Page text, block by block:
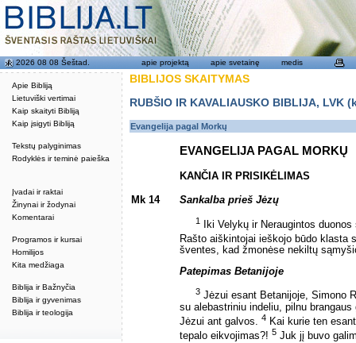
Apie Bibliją
Lietuviški vertimai
Kaip skaityti Bibliją
Kaip įsigyti Bibliją
Tekstų palyginimas
Rodyklės ir teminė paieška
Įvadai ir raktai
Žinynai ir žodynai
Komentarai
Programos ir kursai
Homilijos
Kita medžiaga
Biblija ir Bažnyčia
Biblija ir gyvenimas
Biblija ir teologija
2026 08 08 Šeštad. apie projektą apie svetainę medis
BIBLIJOS SKAITYMAS
RUBŠIO IR KAVALIAUSKO BIBLIJA,
Evangelija pagal Morkų
EVANGELIJA PAGAL MORKŲ
KANČIA IR PRISIKĖLIMAS
Mk 14 Sankalba prieš Jėzų
1
Iki Velykų ir Neraugintos
Rašto aiškintojai ieškojo būdo klasta
šventes, kad žmonėse nekiltų
Patepimas Betanijoje
3 Jėzui esant Betanijoje, Simono
su alebastriniu indeliu, pilnu
Jėzui ant galvos. 4 Kai kurie ten
tepalo eikvojimas?! 5 Juk jį buvo